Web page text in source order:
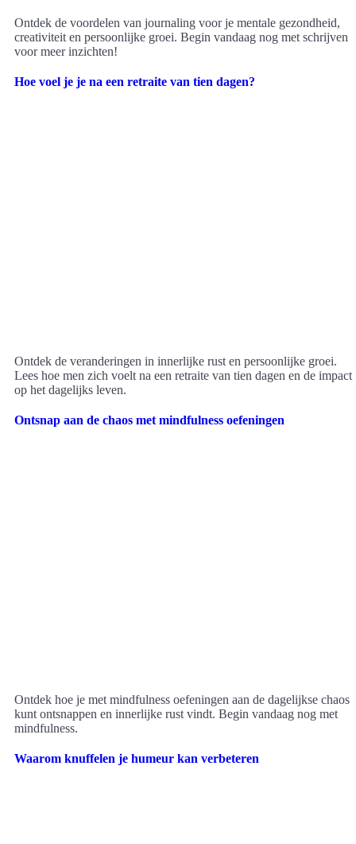
Ontdek de voordelen van journaling voor je mentale gezondheid,
creativiteit en persoonlijke groei. Begin vandaag nog met schrijven
voor meer inzichten!
Hoe voel je je na een retraite van tien dagen?
Ontdek de veranderingen in innerlijke rust en persoonlijke groei.
Lees hoe men zich voelt na een retraite van tien dagen en de impact
op het dagelijks leven.
Ontsnap aan de chaos met mindfulness oefeningen
Ontdek hoe je met mindfulness oefeningen aan de dagelijkse chaos
kunt ontsnappen en innerlijke rust vindt. Begin vandaag nog met
mindfulness.
Waarom knuffelen je humeur kan verbeteren